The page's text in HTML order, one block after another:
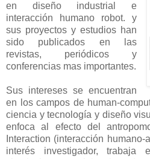
en diseño industrial e
interacción humano robot. y
sus proyectos y estudios han
sido publicados en las
revistas, periódicos y
conferencias mas importantes.
Sus intereses se encuentran
en los campos de human-
ciencia y tecnología y diseño
enfoca al efecto del
Interaction (interacción
interés investigador, trabaja